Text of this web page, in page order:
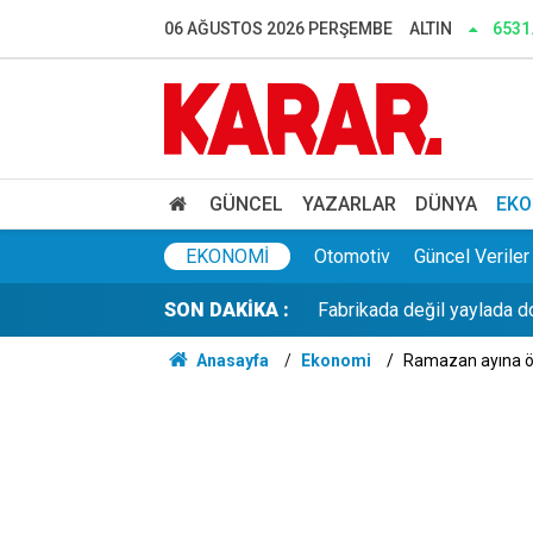
06 AĞUSTOS 2026 PERŞEMBE ALTIN
GÜNCEL YAZARLAR DÜNYA
EKONOMI Otomotiv Güncel Veriler
SON DAKİKA :
Bakan Gürlek, Behçet
Bin kişinin ölümüne ilişkin
Fabrikada değil yaylada
'Devlet bir şey yapmazsa
Çeşme'nin fiyatlarını
Anasayfa Ekonomi Ramazan ayına